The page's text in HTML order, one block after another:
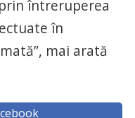
întreruperea
în
mai arată